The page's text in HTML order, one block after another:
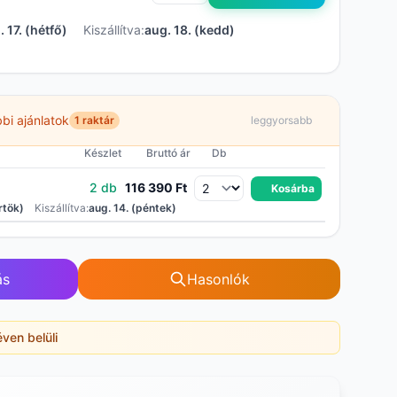
17. (hétfő) Kiszállítva:aug. 18. (kedd)
ajánlatok 1 raktár leggyorsabb
Készlet Bruttó ár Db
2 db 116 390 Ft
Kosárba
Kiszállítva:aug. 14. (péntek)
Hasonlók
belüli